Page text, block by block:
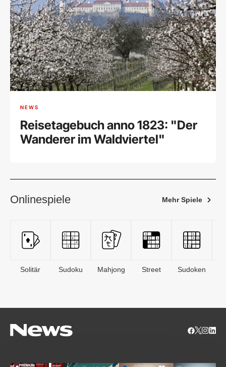
NEWS
Reisetagebuch anno 1823: "Der
Wanderer im Waldviertel"
Onlinespiele Mehr Spiele
Solitär Sudoku Mahjong Street Sudoken